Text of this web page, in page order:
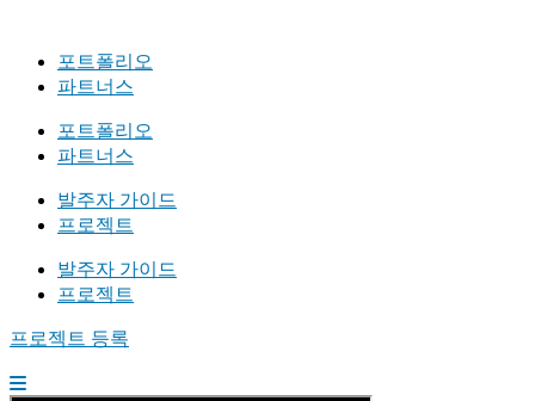
포트폴리오
파트너스
포트폴리오
파트너스
발주자 가이드
프로젝트
발주자 가이드
프로젝트
프로젝트 등록